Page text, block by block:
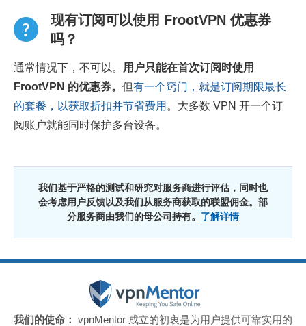
现有订阅可以使用 FrootVPN 优惠券
吗？
通常情况下，不可以。
用户只能在首次订阅时使用
FrootVPN 的优惠券。 但有一个窍门，就是订阅期限最长
的套餐，以获取折扣并节省费用 。大多数 VPN 开一个订
阅账户就能同时保护多台设备。
我们基于严格的测试和研究对服务商进行评估，同时也
会考虑用户反馈以及我们从服务商获取的联盟佣金。部
分服务商由我们的母公司持有。 了解详情
我们的使命： vpnMentor 成立的初衷是为用户提供可靠实用的